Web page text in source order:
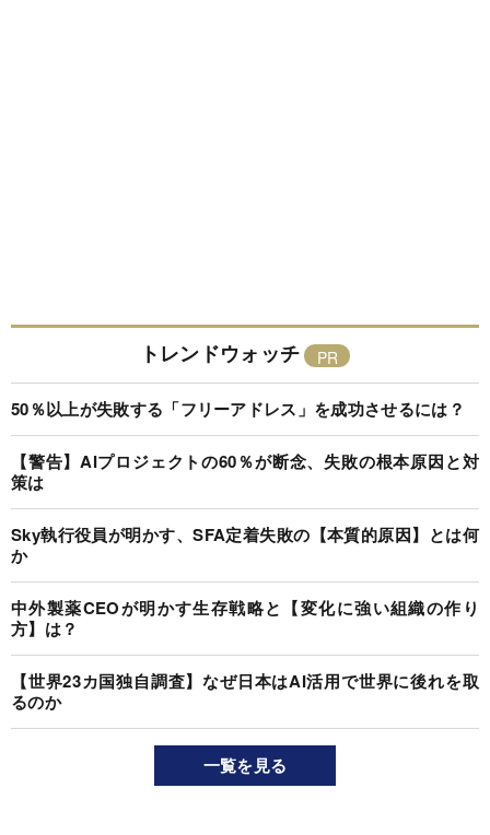
トレンドウォッチ
50％以上が失敗する「フリーアドレス」を成功させるには？
【警告】AIプロジェクトの60％が断念、失敗の根本原因と対
策は
Sky執行役員が明かす、SFA定着失敗の【本質的原因】とは何
か
中外製薬CEOが明かす生存戦略と【変化に強い組織の作り
方】は？
【世界23カ国独自調査】なぜ日本はAI活用で世界に後れを取
るのか
一覧を見る